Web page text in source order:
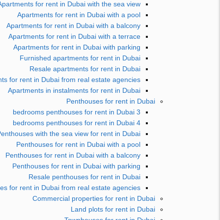
for rent in Dubai with the sea view
Apartments for rent in Dubai with a pool
Apartments for rent in Dubai with a balcony
Apartments for rent in Dubai with a terrace
Apartments for rent in Dubai with parking
Furnished apartments for rent in Dubai
Resale apartments for rent in Dubai
for rent in Dubai from real estate agencies
Apartments in instalments for rent in Dubai
Penthouses for rent in Dubai
3 bedrooms penthouses for rent in Dubai
4 bedrooms penthouses for rent in Dubai
with the sea view for rent in Dubai
Penthouses for rent in Dubai with a pool
Penthouses for rent in Dubai with a balcony
Penthouses for rent in Dubai with parking
Resale penthouses for rent in Dubai
for rent in Dubai from real estate agencies
Commercial properties for rent in Dubai
Land plots for rent in Dubai